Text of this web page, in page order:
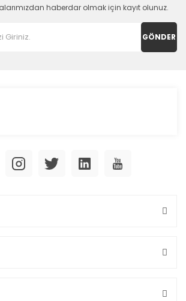
haberdar olmak için kayıt olunuz.
GÖNDER